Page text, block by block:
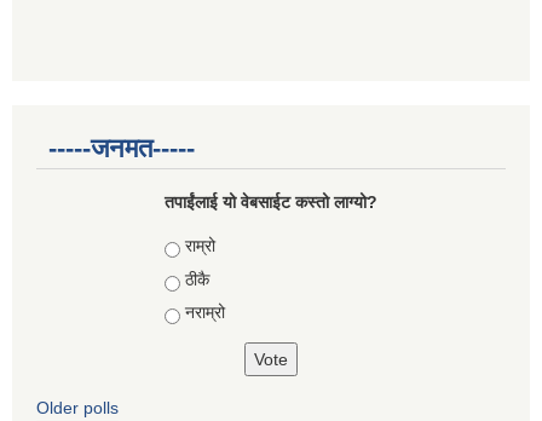
-----जनमत-----
तपाईंलाई यो वेबसाईट कस्तो लाग्यो?
Choices
राम्रो
ठीकै
नराम्रो
Older polls